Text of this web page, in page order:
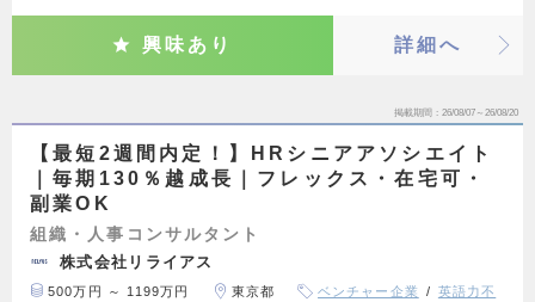
興味あり 詳細へ
掲載期間 26/08/07～26/08/20
【最短2週間内定！】HRシニアアソシエイト
｜毎期130％越成長｜フレックス・在宅可・
副業OK
組織・人事コンサルタント
株式会社リライアス
500万円 ～ 1199万円 東京都 ベンチャー企業
英語力不